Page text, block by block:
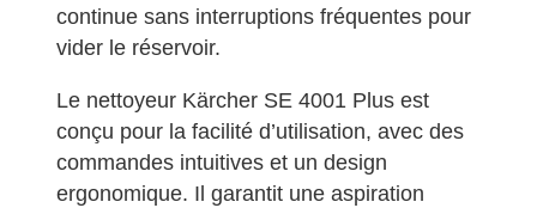
continue sans interruptions fréquentes pour
vider le réservoir.
Le nettoyeur Kärcher SE 4001 Plus est
conçu pour la facilité d’utilisation, avec des
commandes intuitives et un design
ergonomique. Il garantit une aspiration